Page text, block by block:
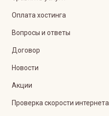
Оплата хостинга
Вопросы и ответы
Договор
Новости
Акции
Проверка скорости интернета